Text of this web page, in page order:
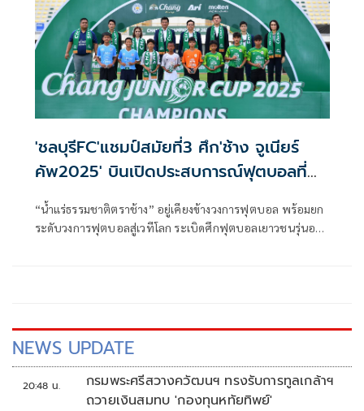
'ชลบุรีFC'แชมป์สมัยที่3 ศึก'ช้าง จูเนียร์
คัพ2025' บินเปิดประสบการณ์ฟุตบอลที่
อังกฤษ
“น้ำแร่ธรรมชาติตราช้าง” อยู่เคียงข้างวงการฟุตบอล พร้อมยก
ระดับวงการฟุตบอลสู่เวทีโลก ระเบิดศึกฟุตบอลเยาวชนรุ่นอายุ
NEWS UPDATE
20:48 น.
กรมพระศรีสวางควัฒนฯ ทรงรับการทูลเกล้าฯ
ถวายเงินสมทบ 'กองทุนหทัยทิพย์'